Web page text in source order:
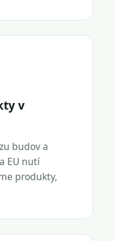
v
budov a
EU nutí
produkty,